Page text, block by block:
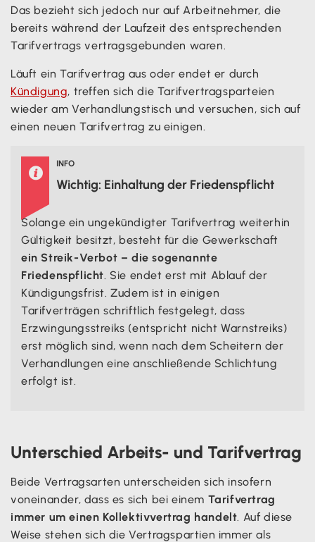
Das bezieht sich jedoch nur auf Arbeitnehmer, die
bereits während der Laufzeit des entsprechenden
Tarifvertrags vertragsgebunden waren.
Läuft ein Tarifvertrag aus oder endet er durch
Kündigung, treffen sich die Tarifvertragsparteien
wieder am Verhandlungstisch und versuchen, sich auf
einen neuen Tarifvertrag zu einigen.
 INFO
Wichtig: Einhaltung der Friedenspflicht
Solange ein ungekündigter Tarifvertrag weiterhin
Gültigkeit besitzt, besteht für die Gewerkschaft
ein Streik-Verbot – die sogenannte
Friedenspflicht. Sie endet erst mit Ablauf der
Kündigungsfrist. Zudem ist in einigen
Tarifverträgen schriftlich festgelegt, dass
Erzwingungsstreiks (entspricht nicht Warnstreiks)
erst möglich sind, wenn nach dem Scheitern der
Verhandlungen eine anschließende Schlichtung
erfolgt ist.
Unterschied Arbeits- und Tarifvertrag
Beide Vertragsarten unterscheiden sich insofern
voneinander, dass es sich bei einem Tarifvertrag
immer um einen Kollektivvertrag handelt. Auf diese
Weise stehen sich die Vertragspartien immer als